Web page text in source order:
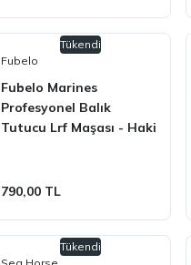
Tükendi
Fubelo
Fubelo Marines
Profesyonel Balık
Tutucu Lrf Maşası - Haki
790,00 TL
Tükendi